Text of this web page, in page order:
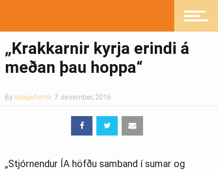
„Krakkarnir kyrja erindi á
meðan þau hoppa“
By skagafrettir 7. desember, 2016
„Stjórnendur ÍA höfðu samband í sumar og